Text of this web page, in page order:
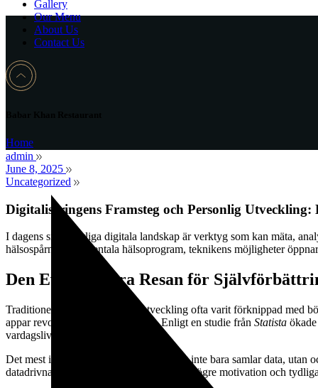
Gallery
Our Menu
About Us
Contact Us
Home
admin
June 8, 2025
Uncategorized
Digitaliseringens Framsteg och Personlig
I dagens snabbrörliga digitala landskap är verktyg som kan mäta,
hälsospårning till mentala hälsoprogram, teknikens möjligheter
Den Evolutionära Resan för
Traditionellt sett har personlig utveckling ofta varit förknippad med
appar revolutionerat detta område. Enligt en studie från Statista
vardagslivet.
Det mest intressanta är hur dessa verktyg inte bara samlar data,
datadrivna självhjälpsverktyg rapporterar högre motivation och